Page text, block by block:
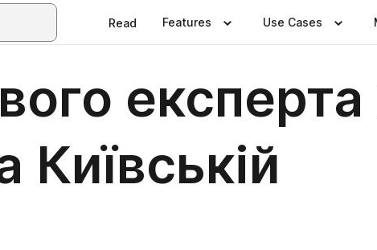
Read Features Use Cases
експерта
Київській